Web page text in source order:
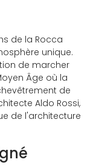
de la Rocca
unique.
de marcher
Âge où la
de
Aldo Rossi,
de l'architecture